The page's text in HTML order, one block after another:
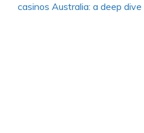
casinos Australia: a deep